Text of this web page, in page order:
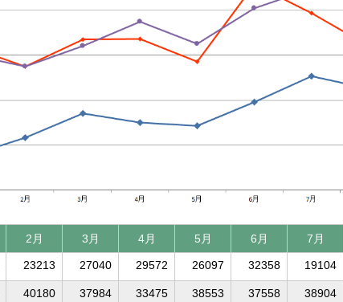
2月 3月 4月 5月 6月 7月
23213 27040 29572 26097 32358 19104
40180 37984 33475 38553 37558 38904